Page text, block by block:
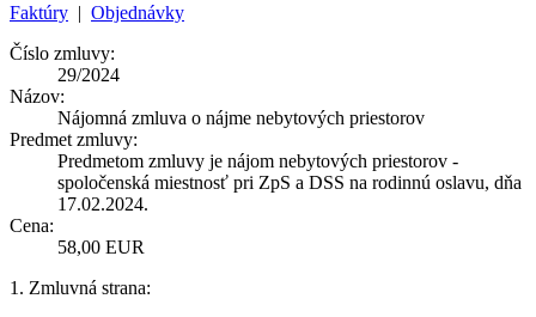
Faktúry | Objednávky
Číslo zmluvy:
29/2024
Názov:
Nájomná zmluva o nájme nebytových priestorov
Predmet zmluvy:
Predmetom zmluvy je nájom nebytových priestorov -
spoločenská miestnosť pri ZpS a DSS na rodinnú oslavu, dňa
17.02.2024.
Cena:
58,00 EUR
1. Zmluvná strana: